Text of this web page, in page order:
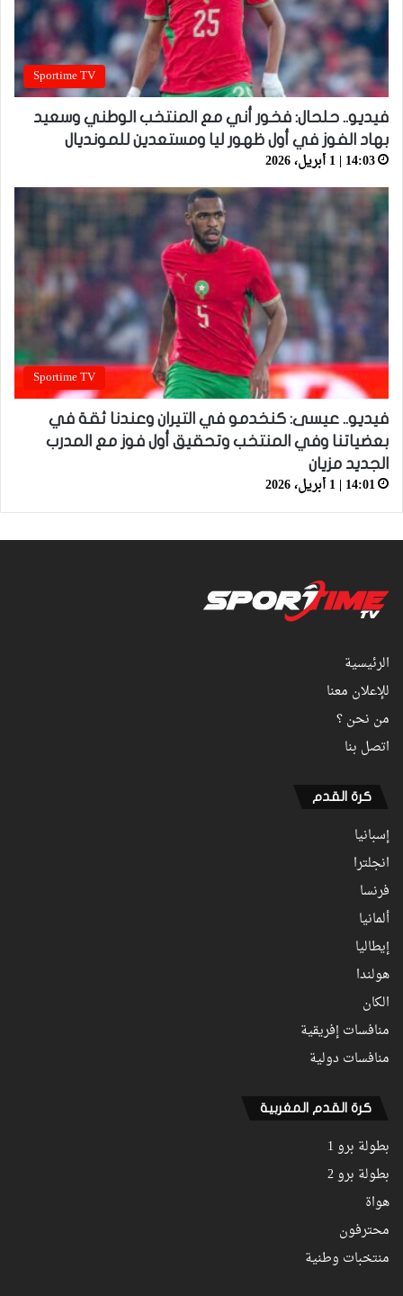
Sportime TV
فيديو.. حلحال: فخور أني مع المنتخب الوطني وسعيد
بهاد الفوز في أول ظهور ليا ومستعدين للمونديال
14:03 | 1 أبريل، 2026
Sportime TV
فيديو.. عيسى: كنخدمو في التيران وعندنا ثقة في
بعضياتنا وفي المنتخب وتحقيق أول فوز مع المدرب
الجديد مزيان
14:01 | 1 أبريل، 2026
الرئيسية
للإعلان معنا
من نحن ؟
اتصل بنا
كرة القدم
إسبانيا
انجلترا
فرنسا
ألمانيا
إيطاليا
هولندا
الكان
منافسات إفريقية
منافسات دولية
كرة القدم المغربية
بطولة برو 1
بطولة برو 2
هواة
محترفون
منتخبات وطنية